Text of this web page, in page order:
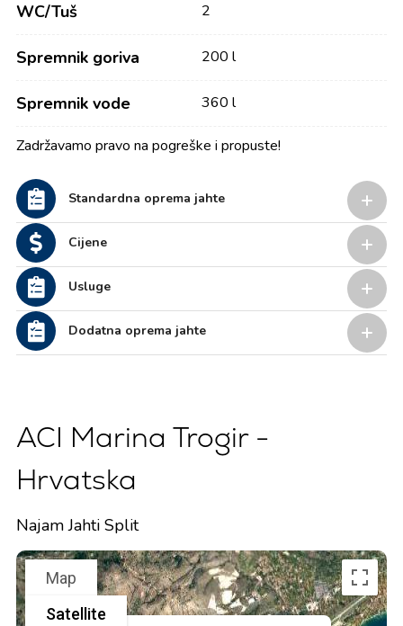
WC/Tuš 2
Spremnik goriva 200 l
Spremnik vode 360 l
Zadržavamo pravo na pogreške i propuste!
Standardna oprema jahte
Cijene
Usluge
Dodatna oprema jahte
ACI Marina Trogir -
Hrvatska
Najam Jahti Split
Map
Satellite